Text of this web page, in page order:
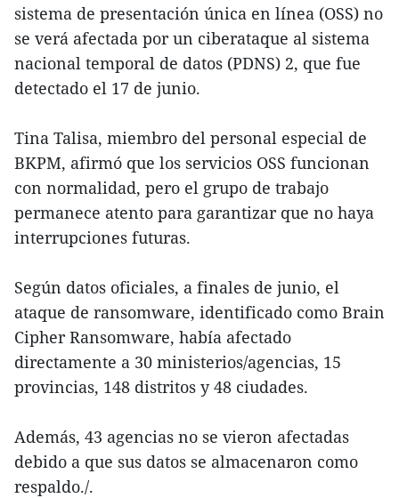
sistema de presentación única en línea (OSS) no
se verá afectada por un ciberataque al sistema
nacional temporal de datos (PDNS) 2, que fue
detectado el 17 de junio.
Tina Talisa, miembro del personal especial de
BKPM, afirmó que los servicios OSS funcionan
con normalidad, pero el grupo de trabajo
permanece atento para garantizar que no haya
interrupciones futuras.
Según datos oficiales, a finales de junio, el
ataque de ransomware, identificado como Brain
Cipher Ransomware, había afectado
directamente a 30 ministerios/agencias, 15
provincias, 148 distritos y 48 ciudades.
Además, 43 agencias no se vieron afectadas
debido a que sus datos se almacenaron como
respaldo./.